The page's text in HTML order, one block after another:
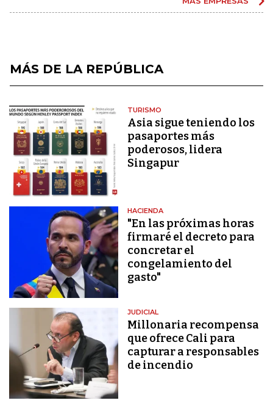
MÁS DE LA REPÚBLICA
TURISMO
Asia sigue teniendo los
pasaportes más
poderosos, lidera
Singapur
HACIENDA
"En las próximas horas
firmaré el decreto para
concretar el
congelamiento del
gasto"
JUDICIAL
Millonaria recompensa
que ofrece Cali para
capturar a responsables
de incendio